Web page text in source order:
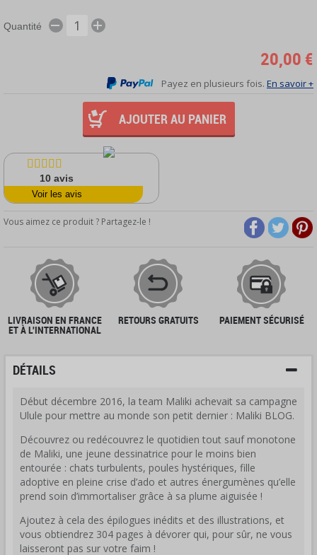
Quantité
20,00 €
Payez en plusieurs fois. En savoir +
AJOUTER AU PANIER
10avis
Voir les avis
Vous aimez ce produit ? Partagez-le !
LIVRAISON EN FRANCE
ET À L'INTERNATIONAL
RETOURS GRATUITS PAIEMENT SÉCURISÉ
DÉTAILS
Début décembre 2016, la team Maliki achevait sa campagne
Ulule pour mettre au monde son petit dernier : Maliki BLOG.
Découvrez ou redécouvrez le quotidien tout sauf monotone
de Maliki, une jeune dessinatrice pour le moins bien
entourée : chats turbulents, poules hystériques, fille
adoptive en pleine crise d’ado et autres énergumènes qu’elle
prend soin d’immortaliser grâce à sa plume aiguisée !
Ajoutez à cela des épilogues inédits et des illustrations, et
vous obtiendrez 304 pages à dévorer qui, pour sûr, ne vous
laisseront pas sur votre faim !